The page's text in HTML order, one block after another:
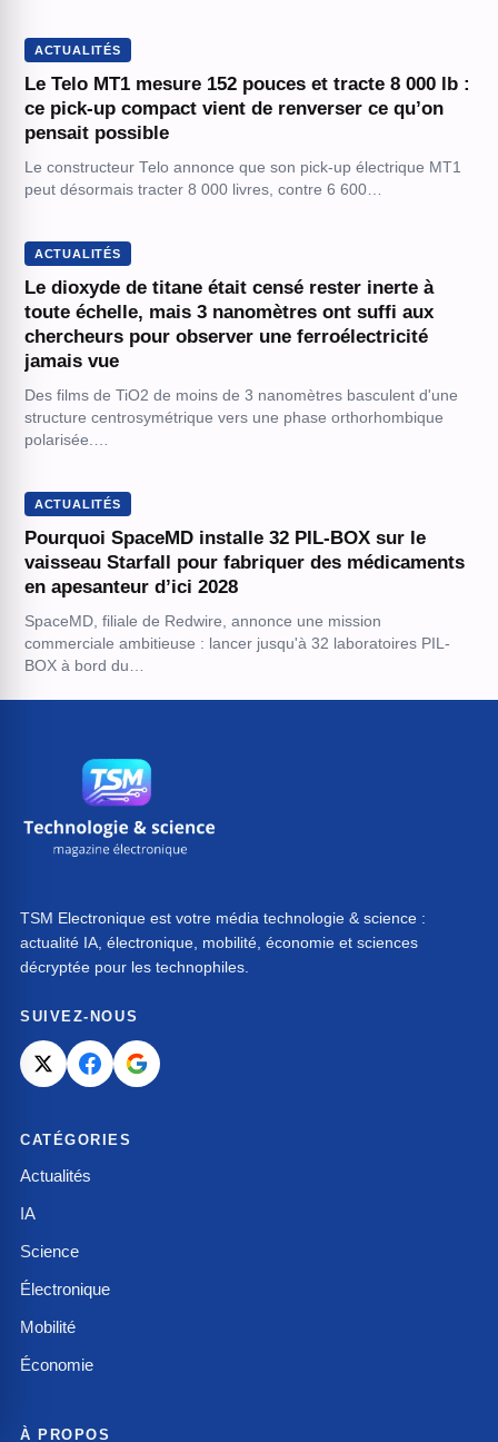
ACTUALITÉS
Le Telo MT1 mesure 152 pouces et tracte 8 000 lb :
ce pick-up compact vient de renverser ce qu’on
pensait possible
Le constructeur Telo annonce que son pick-up électrique MT1
peut désormais tracter 8 000 livres, contre 6 600…
ACTUALITÉS
Le dioxyde de titane était censé rester inerte à
toute échelle, mais 3 nanomètres ont suffi aux
chercheurs pour observer une ferroélectricité
jamais vue
Des films de TiO2 de moins de 3 nanomètres basculent d'une
structure centrosymétrique vers une phase orthorhombique
polarisée.…
ACTUALITÉS
Pourquoi SpaceMD installe 32 PIL-BOX sur le
vaisseau Starfall pour fabriquer des médicaments
en apesanteur d’ici 2028
SpaceMD, filiale de Redwire, annonce une mission
commerciale ambitieuse : lancer jusqu'à 32 laboratoires PIL-
BOX à bord du…
TSM Electronique est votre média technologie & science :
actualité IA, électronique, mobilité, économie et sciences
décryptée pour les technophiles.
SUIVEZ-NOUS
CATÉGORIES
Actualités
IA
Science
Électronique
Mobilité
Économie
À PROPOS